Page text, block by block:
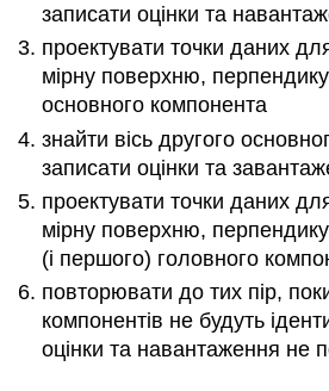
записати оцінки та
проектувати точки даних
мірну поверхню,
основного компонента
знайти вісь другого
записати оцінки та
проектувати точки даних
мірну поверхню,
(і першого) головного
повторювати до тих пір,
компонентів не будуть
оцінки та навантаження не